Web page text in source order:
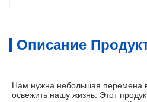
Описание
Нам нужна небольшая перемена
освежить нашу жизнь. Этот